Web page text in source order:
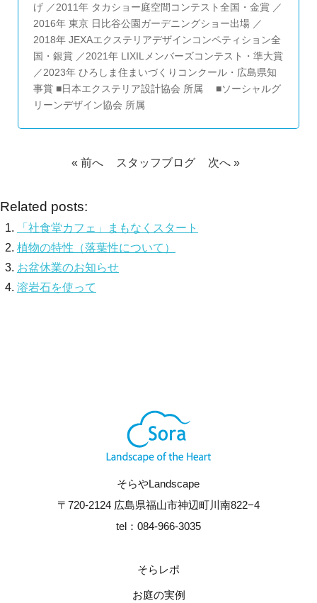
げ ／2011年 タカショー庭空間コンテスト全国・金賞 ／
2016年 東京 日比谷公園ガーデニングショー出場 ／
2018年 JEXAエクステリアデザインコンペティション全
国・銀賞 ／2021年 LIXILメンバーズコンテスト・準大賞
／2023年 ひろしま住まいづくりコンクール・広島県知
事賞 ■日本エクステリア設計協会 所属 ■ソーシャルグ
リーンデザイン協会 所属
« 前へ スタッフブログ 次へ »
Related posts:
「社食堂カフェ」まもなくスタート
植物の特性（落葉性について）
お盆休業のお知らせ
溶岩石を使って
そらやLandscape
〒720-2124 広島県福山市神辺町川南822−4
tel：084-966-3035
そらレポ
お庭の実例